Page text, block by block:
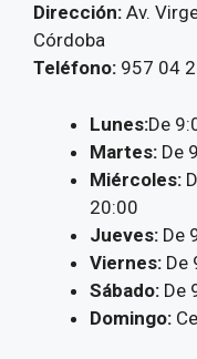
Dirección: Av.
Córdoba
Teléfono: 957 04
Lunes:De
Martes: De
Miércoles:
20:00
Jueves: De
Viernes: De
Sábado: De
Domingo: